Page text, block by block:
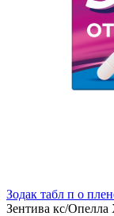
Зодак табл п о
Зентива кс/